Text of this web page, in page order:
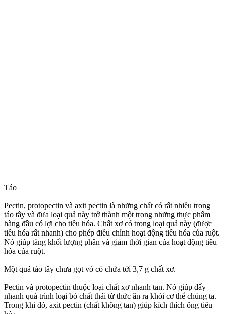
Táo
Pectin, protopectin và axit pectin là những chất có rất nhiều trong
táo tây và đưa loại quả này trở thành một trong những thực phẩm
hàng đầu có lợi cho tiêu hóa. Chất xơ có trong loại quả này (được
tiêu hóa rất nhanh) cho phép điều chỉnh hoạt động tiêu hóa của ruột.
Nó giúp tăng khối lượng phân và giảm thời gian của hoạt động tiêu
hóa của ruột.
Một quả táo tây chưa gọt vỏ có chứa tới 3,7 g chất xơ.
Pectin và protopectin thuộc loại chất xơ nhanh tan. Nó giúp đẩy
nhanh quá trình loại bỏ chất thải từ thức ăn ra khỏi c‌ơ th‌ể chúng ta.
Trong khi đó, axit pectin (chất không tan) giúp kích thích ông tiêu